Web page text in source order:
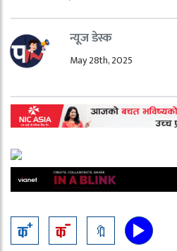
न्यूज डेस्क
May 28th, 2025
🔖